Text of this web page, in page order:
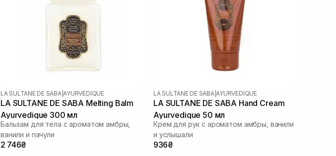
LA SULTANE DE SABA AYURVEDIQUE
LA SULTANE DE SABA Melting Balm
Ayurvedique 300 мл
Бальзам для тела с ароматом амбры,
ванили и пачули
2 746₴
LA SULTANE DE SABA AYURVEDIQUE
LA SULTANE DE SABA Hand Cream
Ayurvedique 50 мл
Крем для рук с ароматом амбры, ванили
и услышали
936₴